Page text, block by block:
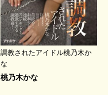
調教されたアイドル桃乃木か
な
桃乃木かな